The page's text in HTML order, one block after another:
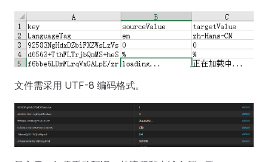
文件需采用 UTF-8 编码格式。